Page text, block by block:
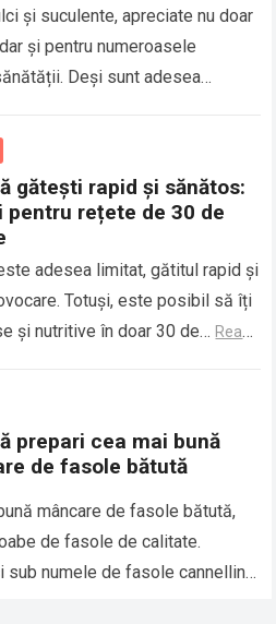
și suculente, apreciate nu doar
și pentru numeroasele
Deși sunt adesea
gătești rapid și sănătos:
pentru rețete de 30 de
adesea limitat, gătitul rapid și
Totuși, este posibil să îți
și nutritive în doar 30 de… Read
prepari cea mai bună
de fasole bătută
mâncare de fasole bătută,
de fasole de calitate.
sub numele de fasole cannellini